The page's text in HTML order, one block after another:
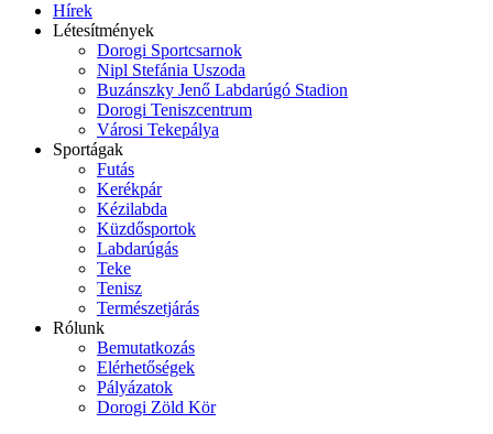
Hírek
Létesítmények
Dorogi Sportcsarnok
Nipl Stefánia Uszoda
Buzánszky Jenő Labdarúgó Stadion
Dorogi Teniszcentrum
Városi Tekepálya
Sportágak
Futás
Kerékpár
Kézilabda
Küzdősportok
Labdarúgás
Teke
Tenisz
Természetjárás
Rólunk
Bemutatkozás
Elérhetőségek
Pályázatok
Dorogi Zöld Kör